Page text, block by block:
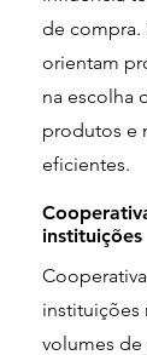
de compra.
orientam
na escolha
produtos e
eficientes.
instituições
instituições
volumes de